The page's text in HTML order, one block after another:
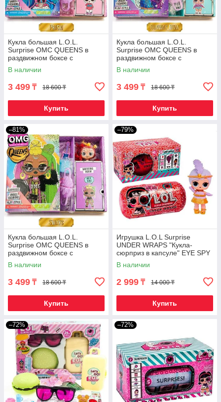
Кукла большая L.O.L.
Surprise OMC QUEENS в
раздвижном боксе с
сюрпризами {кукла 23см,
качественная реплика}
В наличии
3 499 ₸ 18 600 ₸
Купить
Кукла большая L.O.L.
Surprise OMC QUEENS в
раздвижном боксе с
сюрпризами {кукла 23см,
качественная реплика}
В наличии
3 499 ₸ 18 600 ₸
Купить
–81%
Кукла большая L.O.L.
Surprise OMC QUEENS в
раздвижном боксе с
сюрпризами {кукла 23см,
качественная реплика}
В наличии
3 499 ₸ 18 600 ₸
Купить
–79%
Игрушка L.O.L Surprise
UNDER WRAPS "Кукла-
сюрприз в капсуле" EYE SPY
[качественная реплика]
В наличии
2 999 ₸ 14 000 ₸
Купить
–72% –72%